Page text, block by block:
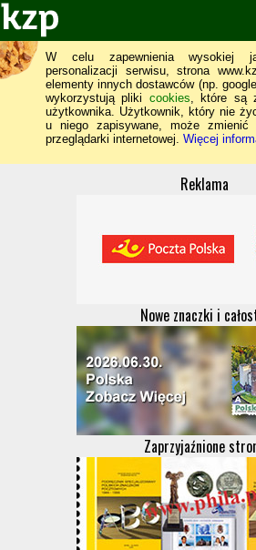
W celu zapewnienia wysokiej
personalizacji serwisu, strona
elementy innych dostawców (np.
wykorzystują pliki cookies, które są
użytkownika. Użytkownik, który nie
u niego zapisywane, może zmienić
przeglądarki internetowej. Więcej
Reklama
Nowe znaczki i
Zaprzyjaźnione